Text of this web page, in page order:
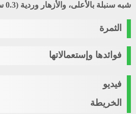
شبه سنبلة بالأعلى، والأزهار وردية (0.3 سم). يزهر في مارس.
الثمرة
فوائدها وإستعمالاتها
فيديو
الخريطة